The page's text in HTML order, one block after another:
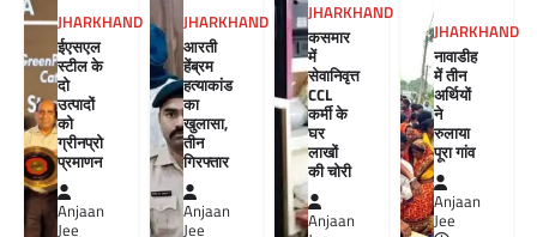
JHARKHAND
ईएसएल
स्टील के
दो
उत्पादों
को
ग्रीनप्रो
प्रमाणन
Anjaan
Jee
JHARKHAND
आरती
हेंब्रम
हत्याकांड
का
खुलासा,
तीन
गिरफ्तार
Anjaan
Jee
JHARKHAND
कसमार
में
सेवानिवृत्त
CCL
कर्मी के
घर
लाखों
की चोरी
Anjaan
JHARKHAND
नावाडीह
में तीन
अर्थियों
ने
रुलाया
पूरा गांव
Anjaan
Jee